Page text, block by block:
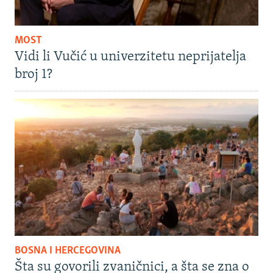
MOST
Vidi li Vučić u univerzitetu neprijatelja
broj 1?
BOSNA I HERCEGOVINA
Šta su govorili zvaničnici, a šta se zna o